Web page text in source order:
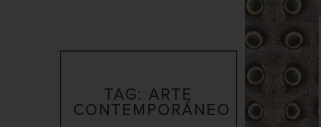
TAG: ARTE
CONTEMPORÁNEO